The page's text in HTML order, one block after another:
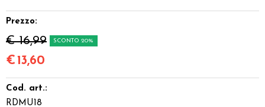
Prezzo:
€ 16,99 SCONTO 20%
€ 13,60
Cod. art.:
RDMU18